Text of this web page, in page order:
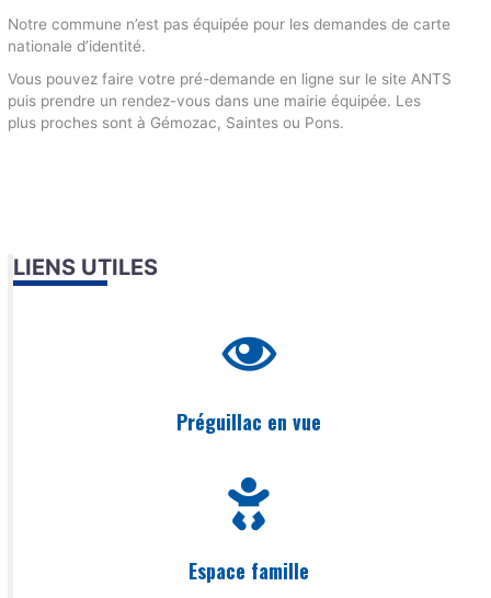
Notre commune n’est pas équipée pour les demandes de carte
nationale d’identité.
Vous pouvez faire votre pré-demande en ligne sur le site ANTS
puis prendre un rendez-vous dans une mairie équipée. Les
plus proches sont à Gémozac, Saintes ou Pons.
LIENS UTILES
Préguillac en vue
Espace famille